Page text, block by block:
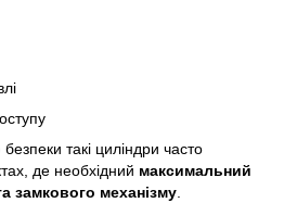
такі циліндри часто
де необхідний максимальний
замкового механізму.